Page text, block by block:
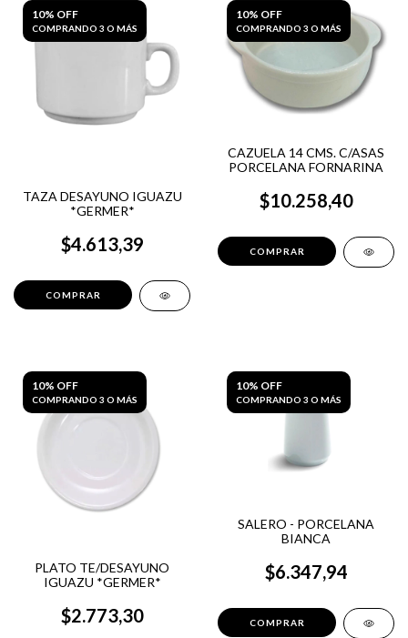
10% OFF
COMPRANDO 3 O MÁS
TAZA DESAYUNO IGUAZU
*GERMER*
$4.613,39
10% OFF
COMPRANDO 3 O MÁS
CAZUELA 14 CMS. C/ASAS
PORCELANA FORNARINA
$10.258,40
10% OFF
COMPRANDO 3 O MÁS
PLATO TE/DESAYUNO
IGUAZU *GERMER*
$2.773,30
10% OFF
COMPRANDO 3 O MÁS
SALERO - PORCELANA
BIANCA
$6.347,94